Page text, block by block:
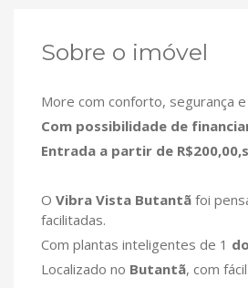
Sobre o imóvel
More com conforto, segurança
Com possibilidade de
Entrada a partir de
O Vibra Vista Butantã foi
facilitadas.
Com plantas inteligentes de 1
Localizado no Butantã, com